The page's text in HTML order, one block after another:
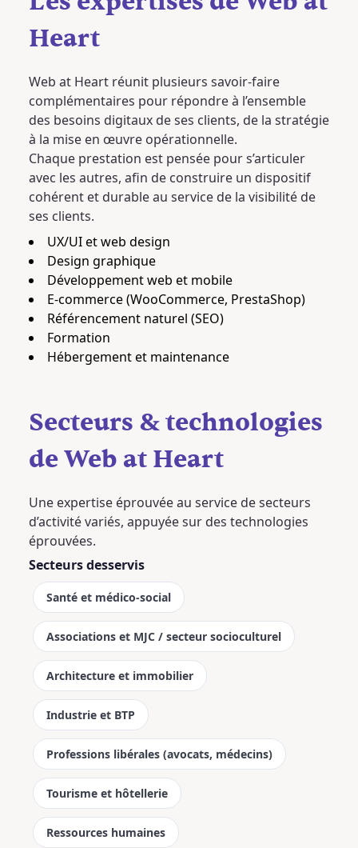
Heart
Web at Heart réunit plusieurs savoir-faire
complémentaires pour répondre à l’ensemble
des besoins digitaux de ses clients, de la stratégie
à la mise en œuvre opérationnelle.
Chaque prestation est pensée pour s’articuler
avec les autres, afin de construire un dispositif
cohérent et durable au service de la visibilité de
ses clients.
UX/UI et web design
Design graphique
Développement web et mobile
E-commerce (WooCommerce, PrestaShop)
Référencement naturel (SEO)
Formation
Hébergement et maintenance
Secteurs & technologies
de Web at Heart
Une expertise éprouvée au service de secteurs
d’activité variés, appuyée sur des technologies
éprouvées.
Secteurs desservis
Santé et médico-social
Associations et MJC / secteur socioculturel
Architecture et immobilier
Industrie et BTP
Professions libérales (avocats, médecins)
Tourisme et hôtellerie
Ressources humaines